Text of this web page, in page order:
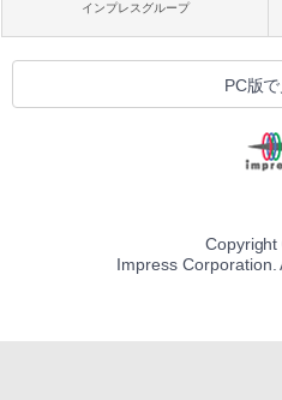
インプレスグループ
PC版
Impress Corporation.